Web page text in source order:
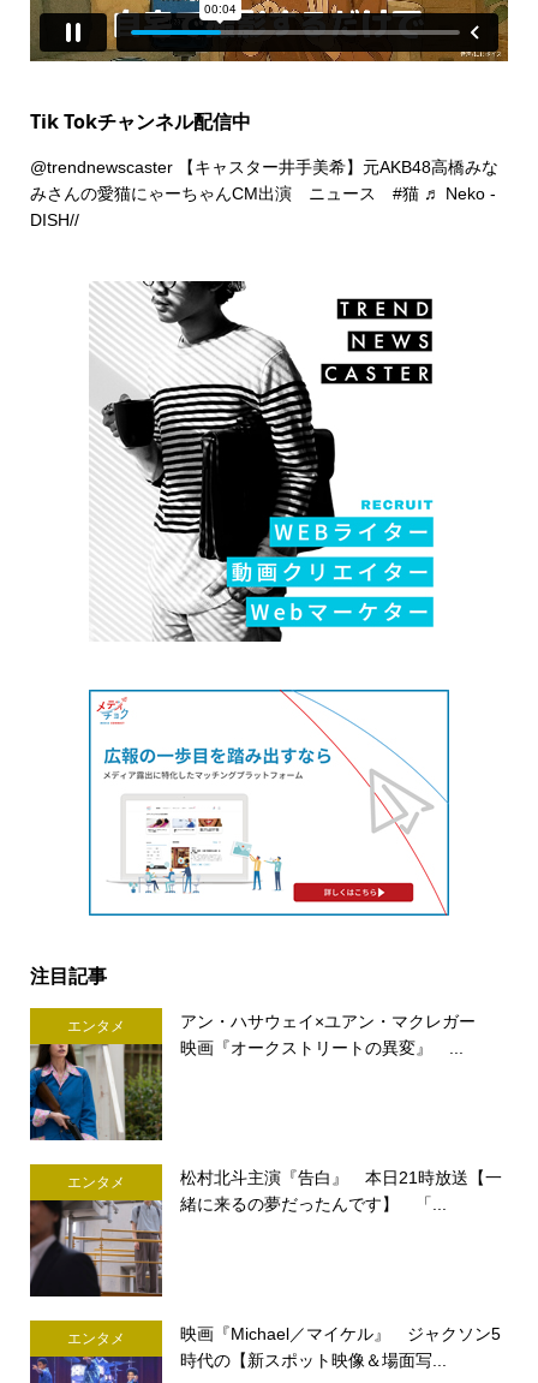
Tik Tokチャンネル配信中
@trendnewscaster【キャスター井手美希】元AKB48高橋みな
みさんの愛猫にゃーちゃんCM出演 ニュース #猫 ♬ Neko -
DISH//
注目記事
エンタメ
アン・ハサウェイ×ユアン・マクレガー
映画『オークストリートの異変』 ...
エンタメ
松村北斗主演『告白』 本日21時放送【一
緒に来るの夢だったんです】 「...
エンタメ
映画『Michael／マイケル』 ジャクソン5
時代の【新スポット映像＆場面写...